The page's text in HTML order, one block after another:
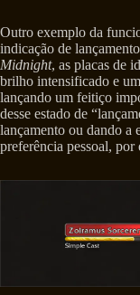
Outro exemplo da
indicação de
Midnight, as placas de
brilho intensificado e
lançando um feitiço
desse estado de
lançamento ou dando a
preferência pessoal, por